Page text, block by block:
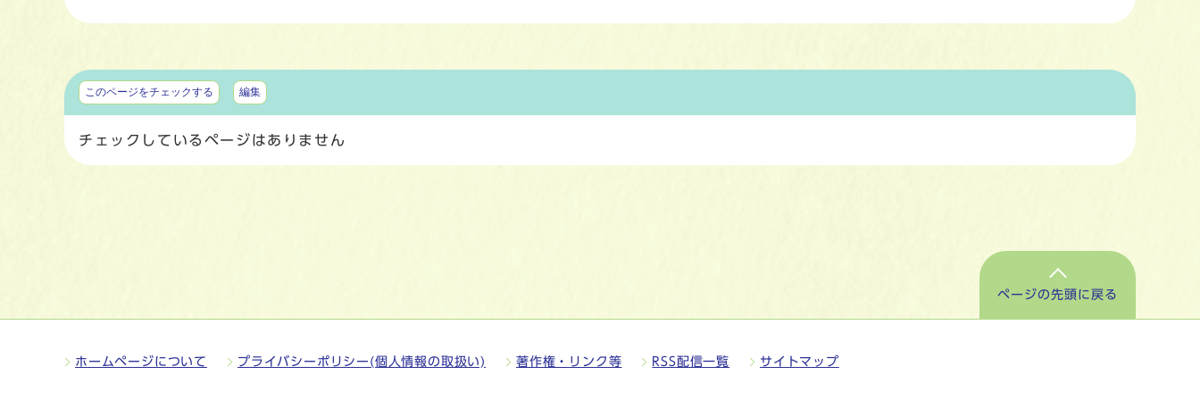
マイページ
このページをチェックする 編集
チェックしているページはありません
ページの先頭に戻る
ホームページについて プライバシーポリシー(個人情報の取扱い) 著作権・リンク等 RSS配信一覧 サイトマップ